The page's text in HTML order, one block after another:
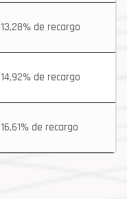
13,28% de recargo
14,92% de recargo
16,61% de recargo